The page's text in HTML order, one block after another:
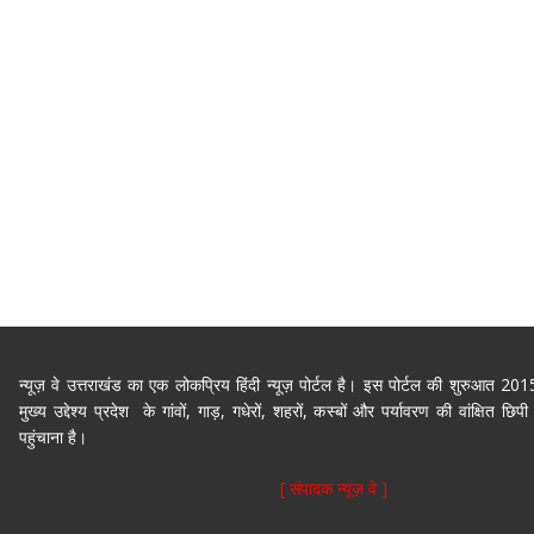
न्यूज़ वे उत्तराखंड का एक लोकप्रिय हिंदी न्यूज़ पोर्टल है। इस पोर्टल की शुरुआत
मुख्य उद्देश्य प्रदेश के गांवों, गाड़, गधेरों, शहरों, कस्बों और पर्यावरण की वांक्षित
पहुंचाना है।
[ संपादक न्यूज़ वे ]